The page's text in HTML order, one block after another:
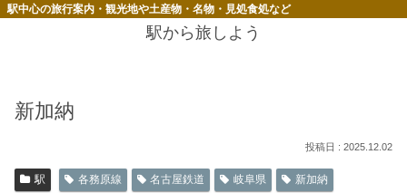
駅中心の旅行案内・観光地や土産物・名物・見処食処など
駅から旅しよう
新加納
2025.12.02
駅 各務原線 名古屋鉄道 岐阜県 新加納